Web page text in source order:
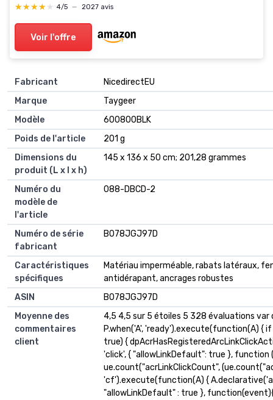
★★★★★
★★★★★ 4/5 — 2027 avis
Voir l'offre
Fabricant
‎NicedirectEU
Marque
‎Taygeer
Modèle
‎600800BLK
Poids de l'article
‎201 g
Dimensions du
produit (L x l x h)
‎145 x 136 x 50 cm; 201,28 grammes
Numéro du
modèle de
l'article
‎088-DBCD-2
Numéro de série
fabricant
‎B078JGJ97D
Caractéristiques
spécifiques
‎Matériau imperméable, rabats latéraux,
antidérapant, ancrages robustes
ASIN
B078JGJ97D
Moyenne des
commentaires
client
4,5 4,5 sur 5 étoiles 5 328 évaluations var
P.when('A', 'ready').execute(function(A) {
true) {
'click', { "allowLinkDefault": true }, function
ue.count("acrLinkClickCount",
'cf').execute(function(A) {
"allowLinkDefault" : true },